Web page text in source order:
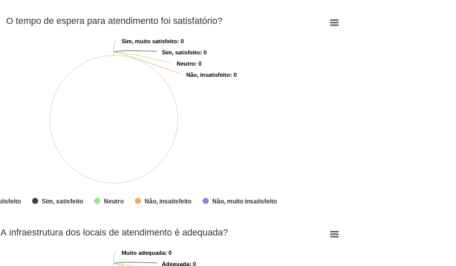
foi satisfatório?
O tempo de espera para atendimento foi satisfatório?
Sim, muito satisfeito: 0
Sim, muito satisfeito: 0
Sim, satisfeito: 0
Sim, satisfeito: 0
Neutro: 0
Neutro: 0
Não, insatisfeito: 0
Não, insatisfeito: 0
Sim, satisfeito Neutro Não, insatisfeito Não, muito insatisfeito
é adequada?
A infraestrutura dos locais de atendimento é adequada?
Muito adequada: 0
Muito adequada: 0
Adequada: 0
Adequada: 0